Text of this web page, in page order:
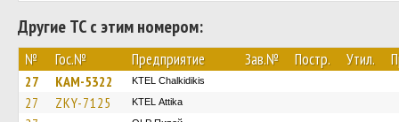
Другие ТС с этим номером:
№ Гос.№ Предприятие Зав.№ Постр. Утил.
27 KAM-5322 ΚΤΕL Chalkidikis
27 ZKY-7125 KΤΕL Αttika